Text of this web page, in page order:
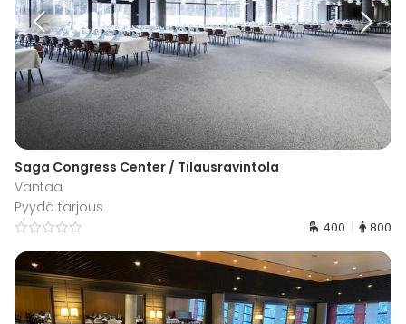
Saga Congress Center / Tilausravintola
Vantaa
Pyydä tarjous
400 800